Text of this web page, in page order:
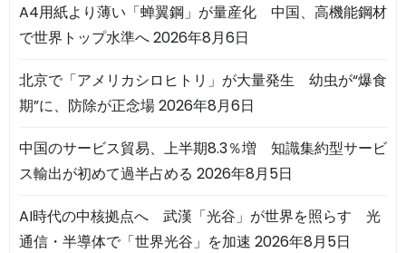
A4用紙より薄い「蝉翼鋼」が量産化 中国、高機能鋼材
で世界トップ水準へ2026年8月6日
北京で「アメリカシロヒトリ」が大量発生 幼虫が“爆食
期”に、防除が正念場2026年8月6日
中国のサービス貿易、上半期8.3％増 知識集約型サービ
ス輸出が初めて過半占める 2026年8月5日
AI時代の中核拠点へ 武漢「光谷」が世界を照らす 光
通信・半導体で「世界光谷」を加速 2026年8月5日